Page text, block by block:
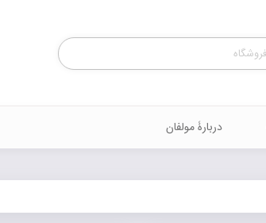
Products
search
دربارۀ مولفان